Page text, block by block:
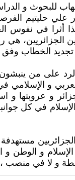
للبحوث و
حليتيم
أثرا في نفوس
الجزائريين، هي
الخطاب وفق
على من ينبشون
و
و عروبتها و
في كل
و الوطن
و لا في منصب ،